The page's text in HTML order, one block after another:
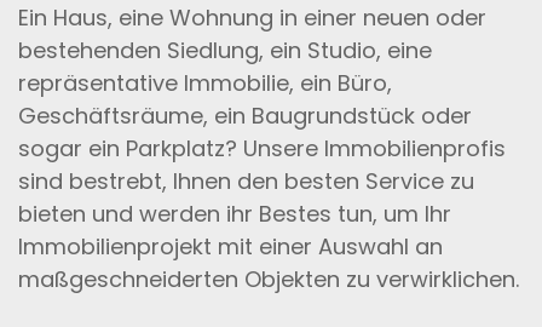
Ein Haus, eine Wohnung in einer neuen oder
bestehenden Siedlung, ein Studio, eine
repräsentative Immobilie, ein Büro,
Geschäftsräume, ein Baugrundstück oder
sogar ein Parkplatz? Unsere Immobilienprofis
sind bestrebt, Ihnen den besten Service zu
bieten und werden ihr Bestes tun, um Ihr
Immobilienprojekt mit einer Auswahl an
maßgeschneiderten Objekten zu verwirklichen.